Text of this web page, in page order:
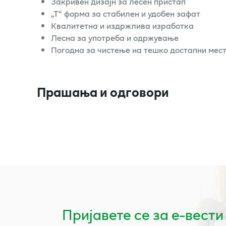
„T“ форма за стабилен и удобен зафат
Квалитетна и издржлива изработка
Лесна за употреба и одржување
Погодна за чистење на тешко достапни
Прашања и одговори
Пријавете се за е-вести